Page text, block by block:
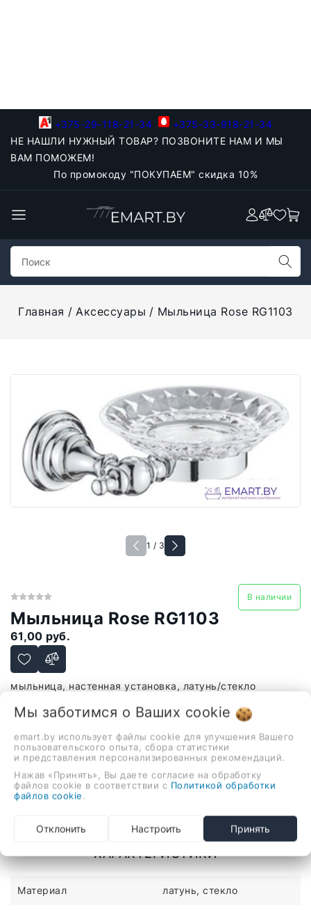
+375-29-118-21-34
+375-33-918-21-34
НЕ НАШЛИ НУЖНЫЙ ТОВАР? ПОЗВОНИТЕ НАМ И МЫ
ВАМ ПОМОЖЕМ!
По промокоду "ПОКУПАЕМ" скидка 10%
Главная Аксессуары Мыльница Rose RG1103
1 / 3
В наличии
Мыльница Rose RG1103
61,00 руб.
мыльница, настенная установка, латунь/стекло
- +
В корзину
мыльница, настенная установка, латунь/стекло
ХАРАКТЕРИСТИКИ
Материал латунь, стекло
Мы заботимся о Ваших cookie
emart.by использует файлы cookie для улучшения Вашего
пользовательского опыта, сбора статистики
и представления персонализированных рекомендаций.
Нажав «Принять», Вы даете согласие на обработку
файлов cookie в соответствии с Политикой обработки
файлов cookie
Отклонить Настроить Принять